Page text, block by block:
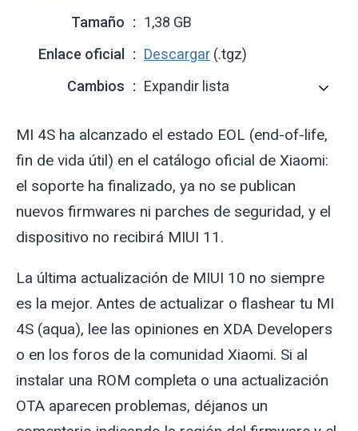
Tamaño
1,38 GB
Enlace oficial
Descargar (.tgz)
Cambios
Expandir lista
MI 4S ha alcanzado el estado EOL (end-of-life,
fin de vida útil) en el catálogo oficial de Xiaomi:
el soporte ha finalizado, ya no se publican
nuevos firmwares ni parches de seguridad, y el
dispositivo no recibirá MIUI 11.
La última actualización de MIUI 10 no siempre
es la mejor. Antes de actualizar o flashear tu MI
4S (aqua), lee las opiniones en XDA Developers
o en los foros de la comunidad Xiaomi. Si al
instalar una ROM completa o una actualización
OTA aparecen problemas, déjanos un